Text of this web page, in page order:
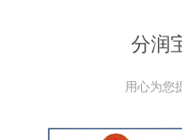
分润
用心为您